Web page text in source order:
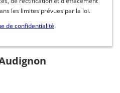
les limites prévues par la loi.
de confidentialité.